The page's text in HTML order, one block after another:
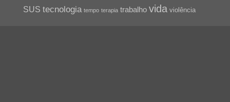
SUS tecnologia tempo terapia trabalho vida violência